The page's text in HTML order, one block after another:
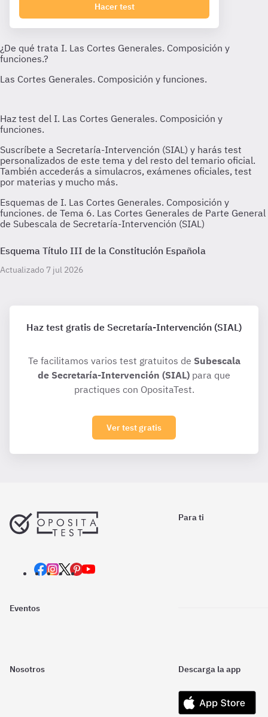
Hacer test
Esquemas de I. Las Cortes Generales. Composición y
funciones. de Tema 6. Las Cortes Generales de Parte General
de Subescala de Secretaría-Intervención (SIAL)
Esquema Título III de la Constitución Española
Actualizado 7 jul 2026
Haz test gratis de Secretaría-Intervención (SIAL)
Te facilitamos varios test gratuitos de Subescala
de Secretaría-Intervención (SIAL) para que
practiques con OpositaTest.
Ver test gratis
Para ti
Eventos
Nosotros Descarga la app